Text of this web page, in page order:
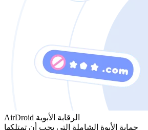
AirDroid الرقابة الأبوية
حماية الأبوة الشاملة التي يجب أن تمتلكها